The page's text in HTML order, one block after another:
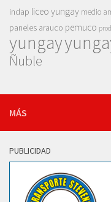
indap liceo yungay medio
paneles arauco pemuco
yungay
Ñuble
MÁS
PUBLICIDAD